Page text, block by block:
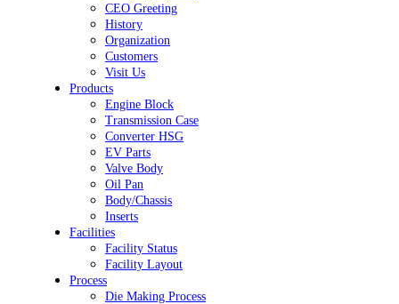
CEO Greeting
History
Organization
Customers
Visit Us
Products
Engine Block
Transmission Case
Converter HSG
EV Parts
Valve Body
Oil Pan
Body/Chassis
Inserts
Facilities
Facility Status
Facility Layout
Process
Die Making Process